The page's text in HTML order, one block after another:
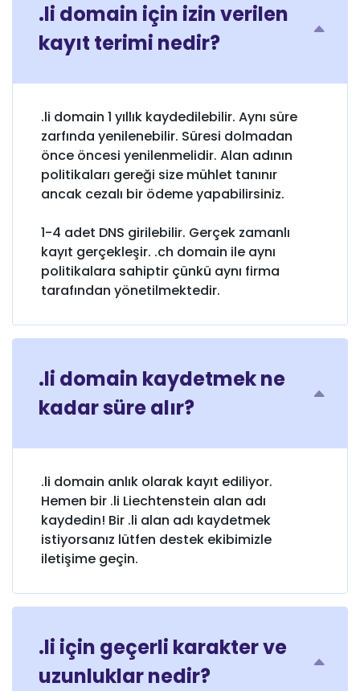
.li domain için izin verilen
kayıt terimi nedir?
.li domain 1 yıllık kaydedilebilir. Aynı süre
zarfında yenilenebilir. Süresi dolmadan
önce öncesi yenilenmelidir. Alan adının
politikaları gereği size mühlet tanınır
ancak cezalı bir ödeme yapabilirsiniz.
1-4 adet DNS girilebilir. Gerçek zamanlı
kayıt gerçekleşir. .ch domain ile aynı
politikalara sahiptir çünkü aynı firma
tarafından yönetilmektedir.
.li domain kaydetmek ne
kadar süre alır?
.li domain anlık olarak kayıt ediliyor.
Hemen bir .li Liechtenstein alan adı
kaydedin! Bir .li alan adı kaydetmek
istiyorsanız lütfen destek ekibimizle
iletişime geçin.
.li için geçerli karakter ve
uzunluklar nedir?